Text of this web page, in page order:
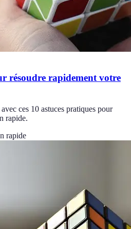
résoudre rapidement votre
ces 10 astuces pratiques pour
rapide.
rapide